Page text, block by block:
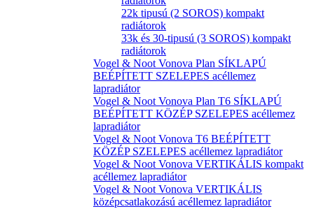
22k tipusú (2 SOROS) kompakt
radiátorok
33k és 30-tipusú (3 SOROS) kompakt
radiátorok
Vogel & Noot Vonova Plan SÍKLAPÚ
BEÉPÍTETT SZELEPES acéllemez
lapradiátor
Vogel & Noot Vonova Plan T6 SÍKLAPÚ
BEÉPÍTETT KÖZÉP SZELEPES acéllemez
lapradiátor
Vogel & Noot Vonova T6 BEÉPÍTETT
KÖZÉP SZELEPES acéllemez lapradiátor
Vogel & Noot Vonova VERTIKÁLIS kompakt
acéllemez lapradiátor
Vogel & Noot Vonova VERTIKÁLIS
középcsatlakozású acéllemez lapradiátor